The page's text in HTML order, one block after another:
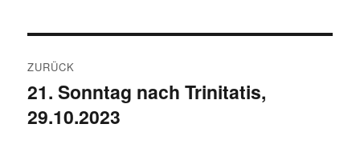
ZURÜCK
Vorheriger
Beitrag:
21. Sonntag nach Trinitatis,
29.10.2023